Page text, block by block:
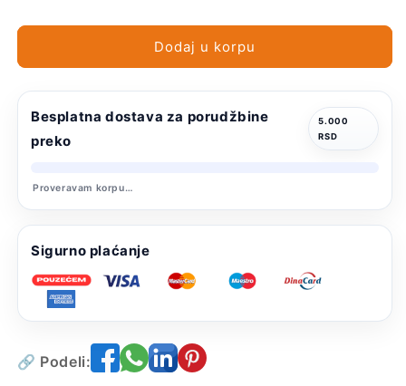
Piletina
Piletina
14kgDodaj u korpu
Besplatna dostava za porudžbine
preko
5.000
RSD
Proveravam korpu…
Sigurno plaćanje
🔗 Podeli: